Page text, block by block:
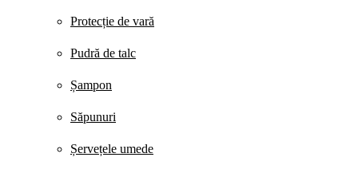
Protecție de vară
Pudră de talc
Șampon
Săpunuri
Șervețele umede